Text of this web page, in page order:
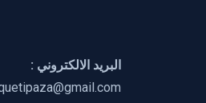
البريد الالكتروني :